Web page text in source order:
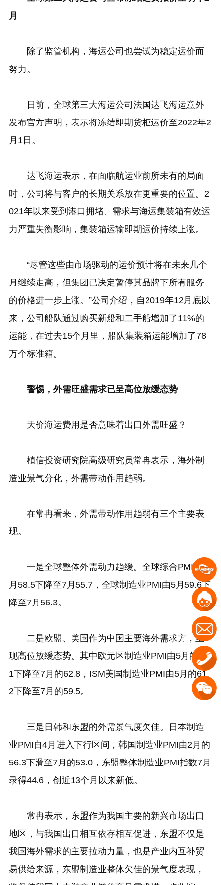
月
除了监管机构，海运公司也尝试为稳定运价而
努力。
日前，全球第三大海运公司法国达飞海运意外
发布官方声明，表示将冻结即期货柜运价至2022年2
月1日。
达飞海运表示，在面临航运业前所未有的局面
时，公司将与客户的长期关系放在更重要的位置。2
021年以来受到港口拥堵、需求与海运集装箱有效运
力严重失衡影响，集装箱运输即期运价持续上涨。
“尽管这些由市场驱动的运价预计将在未来几个
月继续走高，但集团已决定暂停其品牌下所有服务
的价格进一步上涨。”公司介绍，自2019年12月底以
来，公司船队通过购买新船和二手船增加了11%的
运能，在过去15个月里，船队集装箱运能增加了78
万个标准箱。
警惕，外需旺盛需求已呈高位放缓态势
天价海运费用是否意味着出口外需旺盛？
植信投资研究院高级研究员常冉表示，海外制
造业景气分化，外需带动作用趋弱。
在常冉看来，外需带动作用趋弱有三个主要表
现。
一是全球整体外需动力趋缓。全球综合PMI由5
月58.5下降至7月55.7，全球制造业PMI由5月59.6下
降至7月56.3。
二是欧盟、美国作为中国主要海外需求方，呈
现高位放缓态势。其中欧元区制造业PMI由5月的63.
1下降至7月的62.8，ISM美国制造业PMI由5月的61.
2下降至7月的59.5。
三是日韩和东盟的外需景气度欠佳。日本制造
业PMI自4月进入下行区间，韩国制造业PMI由2月的
56.3下滑至7月的53.0，东盟整体制造业PMI指数7月
录得44.6，创近13个月以来新低。
常冉表示，东盟作为我国主要的新兴市场出口
地区，与我国出口相互依存相互促进，东盟不仅是
我国海外需求的主要拉动力量，也是产业内互补贸
易供给来源，东盟制造业整体欠佳的景气度表现，